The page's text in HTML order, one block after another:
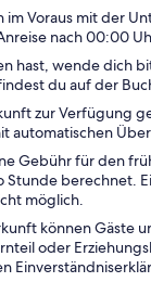
im Voraus mit der
nach 00:00
hast, wende dich
du auf der
zur Verfügung
automatischen
Gebühr für den
Stunde berechnet.
möglich.
können Gäste
oder